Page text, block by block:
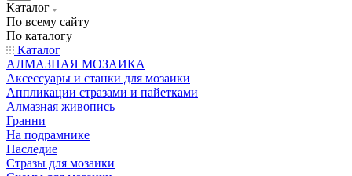
Каталог
По всему сайту
По каталогу
Каталог
АЛМАЗНАЯ МОЗАИКА
Аксессуары и станки для мозаики
Аппликации стразами и пайетками
Алмазная живопись
Гранни
На подрамнике
Наследие
Стразы для мозаики